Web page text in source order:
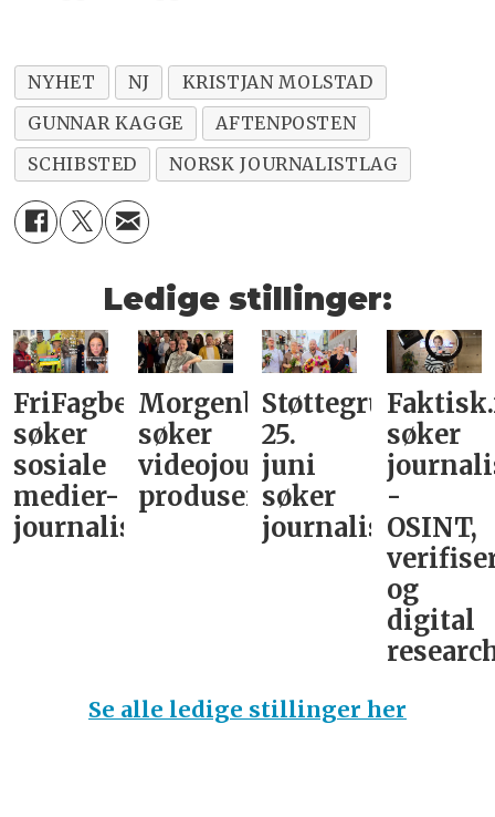
NYHET NJ
KRISTJAN MOLSTAD
GUNNAR KAGGE
AFTENPOSTEN
SCHIBSTED
NORSK JOURNALISTLAG
Ledige stillinger:
FriFagbevegelse
søker
sosiale
medier-
journalist
Morgenbladet
søker
videojournalist/podkast-
produsent
Støttegruppa
25.
juni
søker
journalist
søker
-
OSINT,
og
digital
Se alle ledige stillinger her